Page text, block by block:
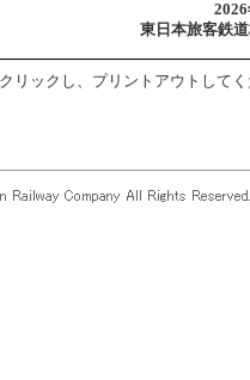
2026
東日本旅客鉄
リックし、プリントアウトしてく